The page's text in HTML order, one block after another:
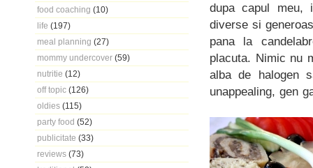
food coaching (10)
life (197)
meal planning (27)
mommy undercover (59)
nutritie (12)
off topic (126)
oldies (115)
party food (52)
publicitate (33)
reviews (73)
dupa capul meu,
diverse si
pana la
placuta. Nimic nu
alba de halogen
unappealing, gen